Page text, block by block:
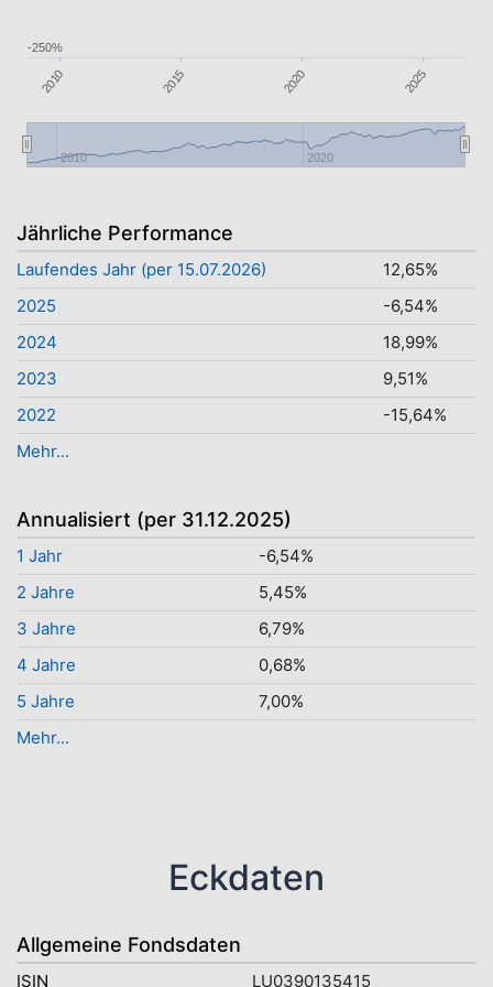
2010 2015 2020 2025
2010 2020
-250%
Jährliche Performance
Laufendes Jahr (per 15.07.2026)
12,65%
2025
-6,54%
2024
18,99%
2023
9,51%
2022
-15,64%
Mehr...
Annualisiert (per 31.12.2025)
1 Jahr
-6,54%
2 Jahre
5,45%
3 Jahre
6,79%
4 Jahre
0,68%
5 Jahre
7,00%
Mehr...
Eckdaten
Allgemeine Fondsdaten
ISIN LU0390135415